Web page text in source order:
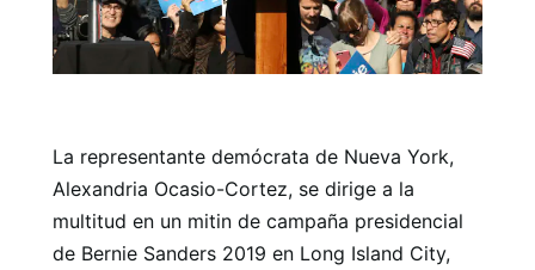
La representante demócrata de Nueva York,
Alexandria Ocasio-Cortez, se dirige a la
multitud en un mitin de campaña presidencial
de Bernie Sanders 2019 en Long Island City,